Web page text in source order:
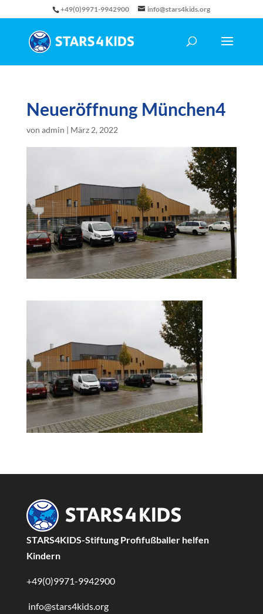
+49(0)9971-9942900 info@stars4kids.org
Neueröffnung München4
von admin | März 2, 2022
STARS4KIDS-Stiftung Profifußballer helfen
Kindern
+49(0)9971-9942900
info@stars4kids.org